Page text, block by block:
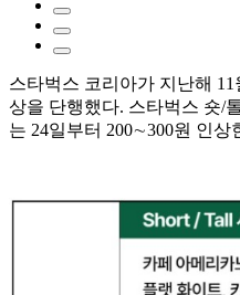
스타벅스 코리아가 지난해
상을 단행했다. 스타벅스 숏/
는 24일부터 200∼300원 인상